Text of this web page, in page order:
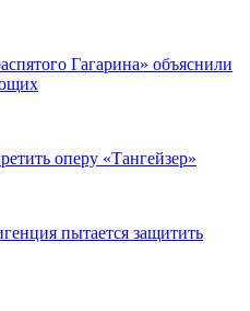
Гагарина» объяснили
оперу «Тангейзер»
пытается защитить